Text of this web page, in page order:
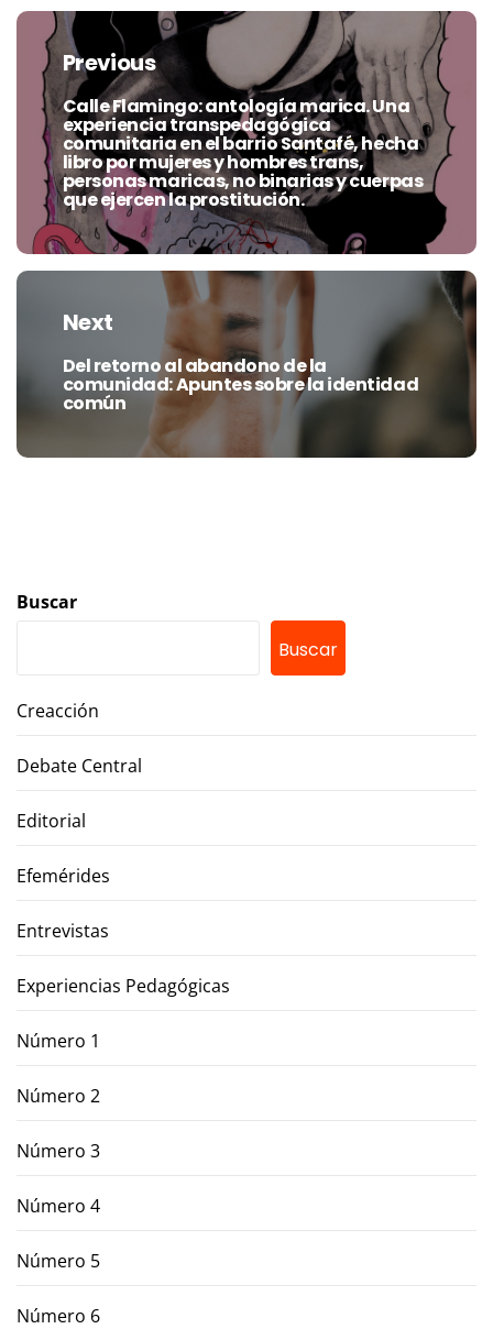
Navegación
de
entradas
Previous
Previous
post:
Calle Flamingo: antología marica. Una
experiencia transpedagógica
comunitaria en el barrio Santafé, hecha
libro por mujeres y hombres trans,
personas maricas, no binarias y cuerpas
que ejercen la prostitución.
Next
Next
post:
Del retorno al abandono de la
comunidad: Apuntes sobre la identidad
común
Buscar
Buscar
Creacción
Debate Central
Editorial
Efemérides
Entrevistas
Experiencias Pedagógicas
Número 1
Número 2
Número 3
Número 4
Número 5
Número 6